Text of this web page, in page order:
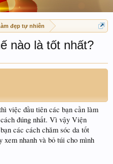
đẹp tự nhiên
nào là tốt nhất?
việc đầu tiên các bạn cần làm
đúng nhất. Vì vậy Viện
các cách chăm sóc da tốt
xem nhanh và bỏ túi cho mình